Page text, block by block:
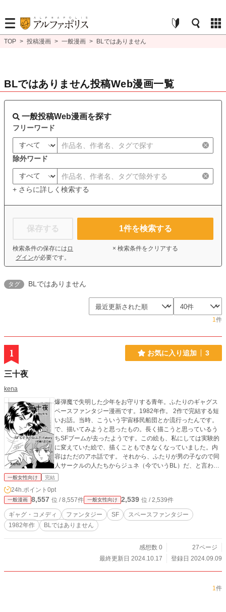
TOP > 投稿漫画 > 一般漫画 > BLではありません
BLではありません投稿Web漫画一覧
一般投稿Web漫画を探す
フリーワード
除外ワード
+ さらに詳しく検索する
保存する
検索条件の保存には ロ
グインが必要です。
1件を検索する
× 検索条件をクリアする
タグ BLではありません
1件
1 お気に入り追加 3
三十夜
kena
爆弾魔で失明した少年をお守りする青年。ふたりのギャグス
ペースファンタジー漫画です。1982年作。 2作で完結する短
いお話。当時、こういう宇宙移民船団とか流行ったんです。
で、描いてみようと思ったもの。長く描こうと思っているう
ちSFブームが去ったようです。この絵も、私にしては実験的
に変えていた絵で、描くこともできなくなっていました。内
容はただのアホ話です。 それから、ふたりが男の子なので同
人サークルの人たちからジュネ（今でいうBL）だ、と言われ
て。ジュネシーンがないと怒られたり、色々あった作品で
ですがアルファポリスさんがBLだと判断したら外されちゃう
なあ。どうだろう…。 横読みです。縦読みの方が私の目にと
っては画像が大きく読みやすいのですが、構成上横読みにな
ってしまいました。 私はBLは苦手なんですが、当時も大論争
を購読会員さんが起こしたものなので、よかったらどういう
一般女性向け 完結
24h.ポイント 0pt
一般漫画 8,557 位 / 8,557件 一般女性向け 2,539 位 / 2,539件
ギャグ・コメディ ファンタジー SF
スペースファンタジー
1982年作
BLではありません
感想数 0
27ページ
最終更新日 2024.10.17
登録日 2024.09.09
1件